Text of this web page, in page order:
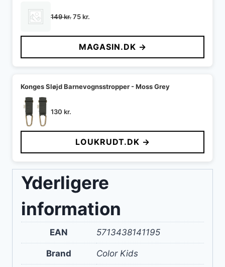
149kr.Den
pris
var:
149 kr..
75kr.
pris
er:
75 kr..
MAGASIN.DK →
Konges Sløjd Barnevognsstropper - Moss Grey
130 kr.
LOUKRUDT.DK →
Yderligere
information
EAN 5713438141195
Brand Color Kids